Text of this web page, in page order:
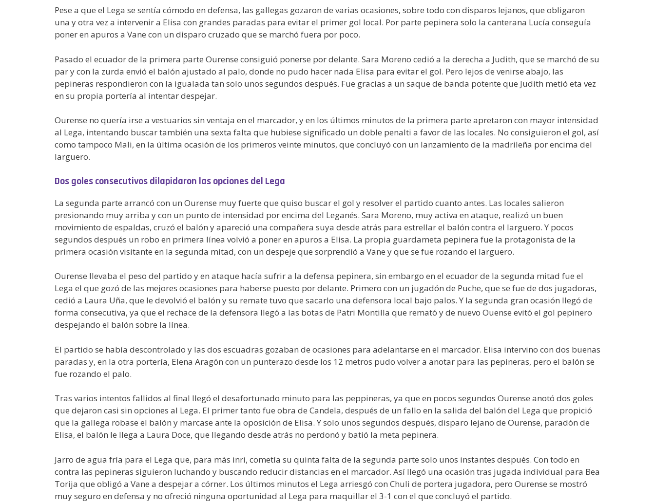
Pese a que el Lega se sentía cómodo en defensa, las gallegas gozaron de varias ocasiones, sobre todo con disparos lejanos, que obligaron
una y otra vez a intervenir a Elisa con grandes paradas para evitar el primer gol local. Por parte pepinera solo la canterana Lucía conseguía
poner en apuros a Vane con un disparo cruzado que se marchó fuera por poco.
Pasado el ecuador de la primera parte Ourense consiguió ponerse por delante. Sara Moreno cedió a la derecha a Judith, que se marchó de su
par y con la zurda envió el balón ajustado al palo, donde no pudo hacer nada Elisa para evitar el gol. Pero lejos de venirse abajo, las
pepineras respondieron con la igualada tan solo unos segundos después. Fue gracias a un saque de banda potente que Judith metió eta vez
en su propia portería al intentar despejar.
Ourense no quería irse a vestuarios sin ventaja en el marcador, y en los últimos minutos de la primera parte apretaron con mayor intensidad
al Lega, intentando buscar también una sexta falta que hubiese significado un doble penalti a favor de las locales. No consiguieron el gol, así
como tampoco Mali, en la última ocasión de los primeros veinte minutos, que concluyó con un lanzamiento de la madrileña por encima del
larguero.
Dos goles consecutivos dilapidaron las opciones del Lega
La segunda parte arrancó con un Ourense muy fuerte que quiso buscar el gol y resolver el partido cuanto antes. Las locales salieron
presionando muy arriba y con un punto de intensidad por encima del Leganés. Sara Moreno, muy activa en ataque, realizó un buen
movimiento de espaldas, cruzó el balón y apareció una compañera suya desde atrás para estrellar el balón contra el larguero. Y pocos
segundos después un robo en primera línea volvió a poner en apuros a Elisa. La propia guardameta pepinera fue la protagonista de la
primera ocasión visitante en la segunda mitad, con un despeje que sorprendió a Vane y que se fue rozando el larguero.
Ourense llevaba el peso del partido y en ataque hacía sufrir a la defensa pepinera, sin embargo en el ecuador de la segunda mitad fue el
Lega el que gozó de las mejores ocasiones para haberse puesto por delante. Primero con un jugadón de Puche, que se fue de dos jugadoras,
cedió a Laura Uña, que le devolvió el balón y su remate tuvo que sacarlo una defensora local bajo palos. Y la segunda gran ocasión llegó de
forma consecutiva, ya que el rechace de la defensora llegó a las botas de Patri Montilla que remató y de nuevo Ouense evitó el gol pepinero
despejando el balón sobre la línea.
El partido se había descontrolado y las dos escuadras gozaban de ocasiones para adelantarse en el marcador. Elisa intervino con dos buenas
paradas y, en la otra portería, Elena Aragón con un punterazo desde los 12 metros pudo volver a anotar para las pepineras, pero el balón se
fue rozando el palo.
Tras varios intentos fallidos al final llegó el desafortunado minuto para las peppineras, ya que en pocos segundos Ourense anotó dos goles
que dejaron casi sin opciones al Lega. El primer tanto fue obra de Candela, después de un fallo en la salida del balón del Lega que propició
que la gallega robase el balón y marcase ante la oposición de Elisa. Y solo unos segundos después, disparo lejano de Ourense, paradón de
Elisa, el balón le llega a Laura Doce, que llegando desde atrás no perdonó y batió la meta pepinera.
Jarro de agua fría para el Lega que, para más inri, cometía su quinta falta de la segunda parte solo unos instantes después. Con todo en
contra las pepineras siguieron luchando y buscando reducir distancias en el marcador. Así llegó una ocasión tras jugada individual para Bea
Torija que obligó a Vane a despejar a córner. Los últimos minutos el Lega arriesgó con Chuli de portera jugadora, pero Ourense se mostró
muy seguro en defensa y no ofreció ninguna oportunidad al Lega para maquillar el 3-1 con el que concluyó el partido.